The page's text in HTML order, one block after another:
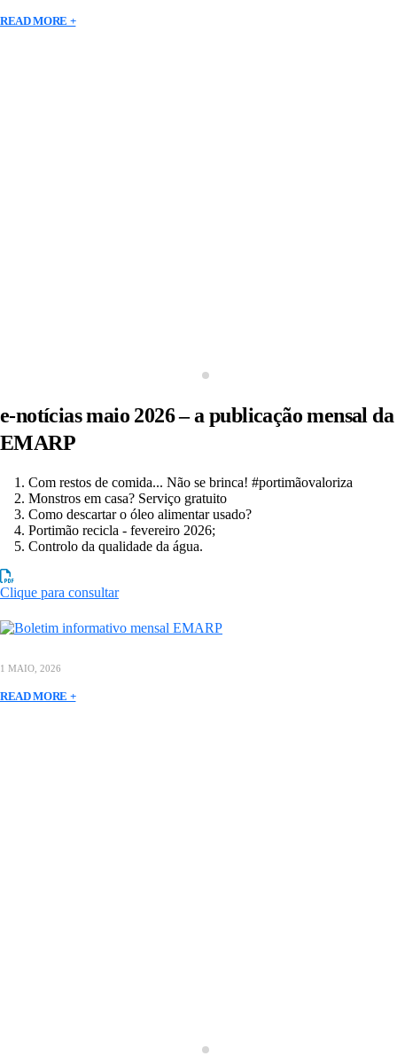
READ MORE +
e-notícias maio 2026 – a publicação mensal da
EMARP
Com restos de comida... Não se brinca! #portimãovaloriza
Monstros em casa? Serviço gratuito
Como descartar o óleo alimentar usado?
Portimão recicla - fevereiro 2026;
Controlo da qualidade da água.
Clique para consultar
1 MAIO, 2026
READ MORE +